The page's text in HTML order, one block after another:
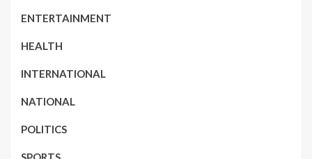
ENTERTAINMENT
HEALTH
INTERNATIONAL
NATIONAL
POLITICS